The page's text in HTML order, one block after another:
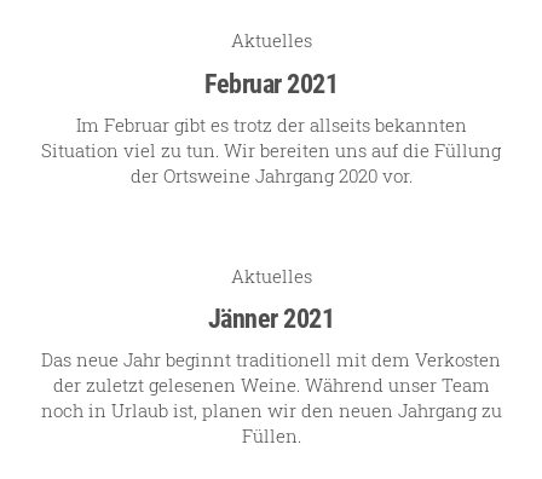
Aktuelles
Februar 2021
Im Februar gibt es trotz der allseits bekannten
Situation viel zu tun. Wir bereiten uns auf die Füllung
der Ortsweine Jahrgang 2020 vor.
Aktuelles
Jänner 2021
Das neue Jahr beginnt traditionell mit dem Verkosten
der zuletzt gelesenen Weine. Während unser Team
noch in Urlaub ist, planen wir den neuen Jahrgang zu
Füllen.